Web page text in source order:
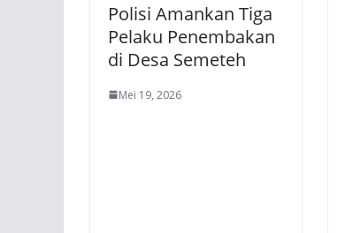
Polisi Amankan Tiga
Pelaku Penembakan
di Desa Semeteh
Mei 19, 2026